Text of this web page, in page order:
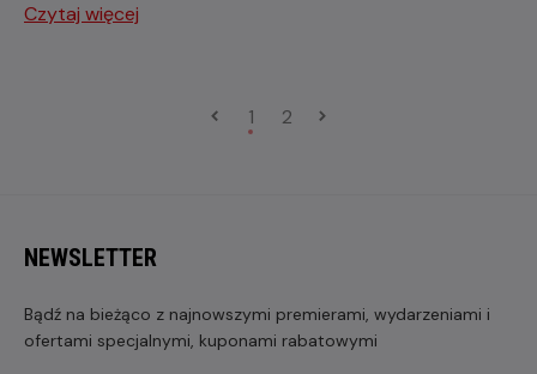
Czytaj więcej
1 2
NEWSLETTER
Bądź na bieżąco z najnowszymi premierami, wydarzeniami i
ofertami specjalnymi, kuponami rabatowymi